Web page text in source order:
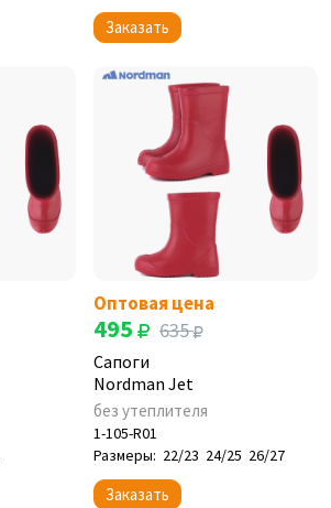
Заказать
Оптовая цена
495 635
Сапоги
Nordman Jet
без утеплителя
1-105-R01
Размеры: 22/23 24/25 26/27
Заказать